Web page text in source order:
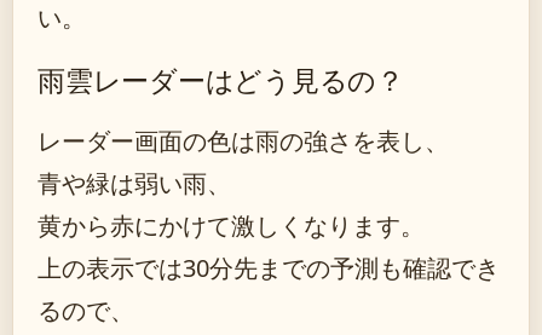
い。
雨雲レーダーはどう見るの？
レーダー画面の色は雨の強さを表し、
青や緑は弱い雨、
黄から赤にかけて激しくなります。
上の表示では30分先までの予測も確認でき
るので、